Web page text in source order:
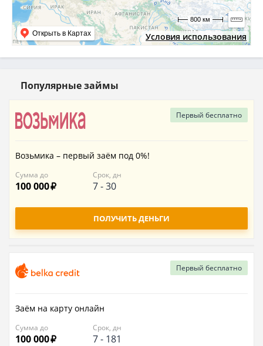
Условия использования
Открыть в Картах
800 км
Популярные займы
Возьмика – первый заём под 0%!
Сумма до
100 000
Срок, дн
7-30
Первый бесплатно
ПОЛУЧИТЬ ДЕНЬГИ
Заём на карту онлайн
Сумма до
100 000
Срок, дн
7- 181
Первый бесплатно